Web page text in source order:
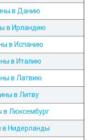
в Данию
в Ирландию
в Испанию
в Италию
в Латвию
в Литву
в Люксембург
в Нидерланды